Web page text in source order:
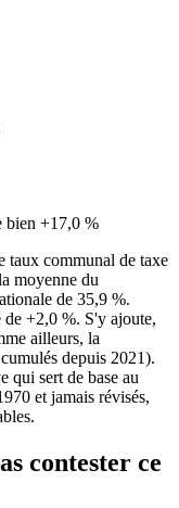
bien +17,0 %
taux communal de taxe
moyenne du
de 35,9 %.
+2,0 %. S'y ajoute,
ailleurs, la
depuis 2021).
qui sert de base au
et jamais révisés,
contester ce